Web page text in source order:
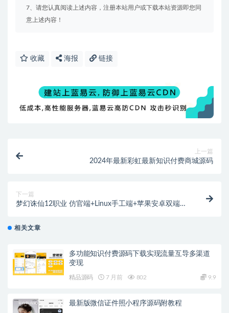
7、请您认真阅读上述内容，注册本站用户或下载本站资源即您同
意上述内容！
收藏 海报 链接
上一篇
2024年最新彩虹最新知识付费商城源码
下一篇
梦幻诛仙12职业 仿官端+Linux手工端+苹果安卓双端
相关文章
多功能知识付费源码下载实现流量互导多渠道
变现
精品源码 7 月前 802 9.9
最新版微信证件照小程序源码附教程